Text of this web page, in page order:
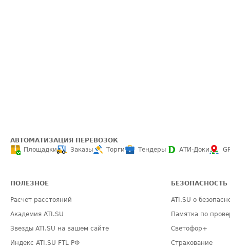
АВТОМАТИЗАЦИЯ ПЕРЕВОЗОК
Площадки
Заказы Торги Тендеры АТИ-Доки
ПОЛЕЗНОЕ
Расчет расстояний
Академия ATI.SU
Звезды ATI.SU на вашем сайте
Индекс ATI.SU FTL РФ
БЕЗОПАСНОСТЬ
ATI.SU о
Памятка по
Светофор+
Страхование